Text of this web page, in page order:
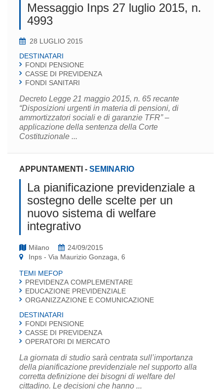
Messaggio Inps 27 luglio 2015, n.
4993
28 LUGLIO 2015
DESTINATARI
FONDI PENSIONE
CASSE DI PREVIDENZA
FONDI SANITARI
Decreto Legge 21 maggio 2015, n. 65 recante
“Disposizioni urgenti in materia di pensioni, di
ammortizzatori sociali e di garanzie TFR” –
applicazione della sentenza della Corte
Costituzionale ...
APPUNTAMENTI - SEMINARIO
La pianificazione previdenziale a
sostegno delle scelte per un
nuovo sistema di welfare
integrativo
Milano
24/09/2015
Inps - Via Maurizio Gonzaga, 6
TEMI MEFOP
PREVIDENZA COMPLEMENTARE
EDUCAZIONE PREVIDENZIALE
ORGANIZZAZIONE E COMUNICAZIONE
DESTINATARI
FONDI PENSIONE
CASSE DI PREVIDENZA
OPERATORI DI MERCATO
La giornata di studio sarà centrata sull’importanza
della pianificazione previdenziale nel supporto alla
corretta definizione dei bisogni di welfare del
cittadino. Le decisioni che hanno ...